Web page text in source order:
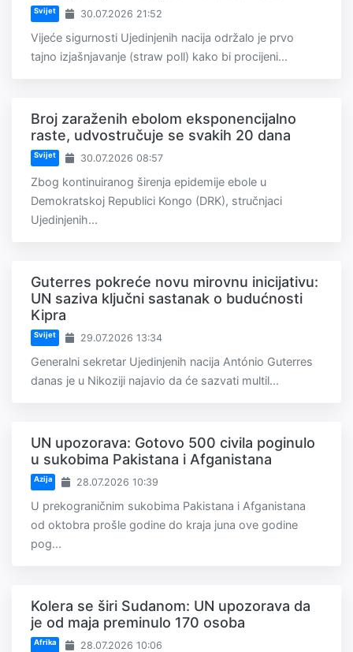
Svijet 30.07.2026 21:52
Vijeće sigurnosti Ujedinjenih nacija održalo je prvo
tajno izjašnjavanje (straw poll) kako bi procijeni...
Broj zaraženih ebolom eksponencijalno
raste, udvostručuje se svakih 20 dana
Svijet 30.07.2026 08:57
Zbog kontinuiranog širenja epidemije ebole u
Demokratskoj Republici Kongo (DRK), stručnjaci
Ujedinjenih...
Guterres pokreće novu mirovnu inicijativu:
UN saziva ključni sastanak o budućnosti
Kipra
Svijet 29.07.2026 13:34
Generalni sekretar Ujedinjenih nacija António Guterres
danas je u Nikoziji najavio da će sazvati multil...
UN upozorava: Gotovo 500 civila poginulo
u sukobima Pakistana i Afganistana
Azija 28.07.2026 10:39
U prekograničnim sukobima Pakistana i Afganistana
od oktobra prošle godine do kraja juna ove godine
pog...
Kolera se širi Sudanom: UN upozorava da
je od maja preminulo 170 osoba
Afrika 28.07.2026 10:06